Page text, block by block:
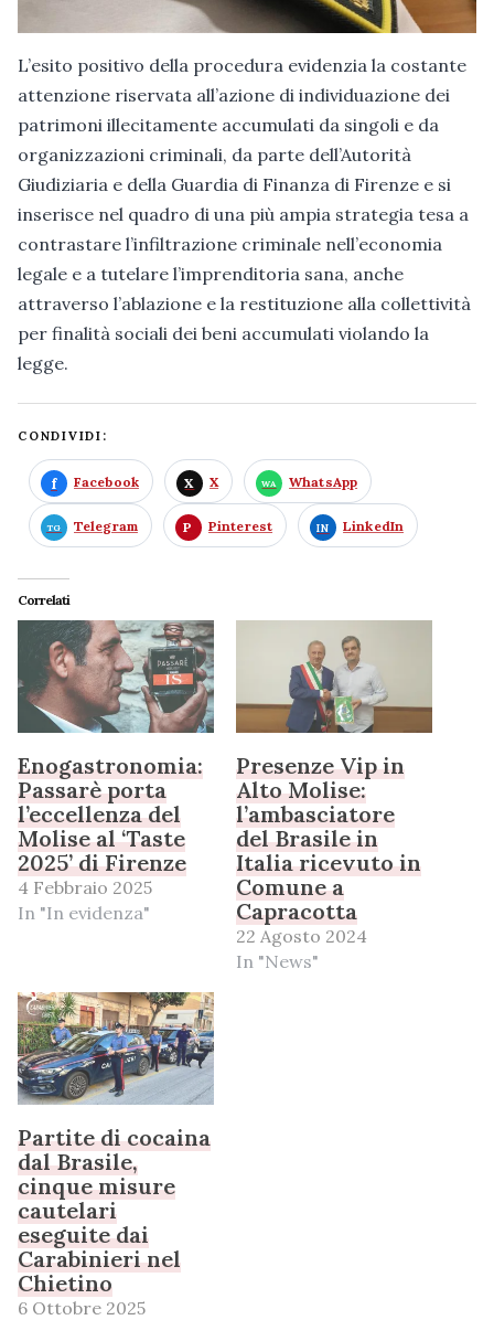
L’esito positivo della procedura evidenzia la costante
attenzione riservata all’azione di individuazione dei
patrimoni illecitamente accumulati da singoli e da
organizzazioni criminali, da parte dell’Autorità
Giudiziaria e della Guardia di Finanza di Firenze e si
inserisce nel quadro di una più ampia strategia tesa a
contrastare l’infiltrazione criminale nell’economia
legale e a tutelare l’imprenditoria sana, anche
attraverso l’ablazione e la restituzione alla collettività
per finalità sociali dei beni accumulati violando la
legge.
CONDIVIDI:
Facebook X WhatsApp
Telegram Pinterest LinkedIn
Correlati
Enogastronomia:
Passarè porta
l’eccellenza del
Molise al ‘Taste
2025’ di Firenze
4 Febbraio 2025
In "In evidenza"
Presenze Vip in
Alto Molise:
l’ambasciatore
del Brasile in
Italia ricevuto in
Comune a
Capracotta
22 Agosto 2024
In "News"
Partite di cocaina
dal Brasile,
cinque misure
cautelari
eseguite dai
Carabinieri nel
Chietino
6 Ottobre 2025